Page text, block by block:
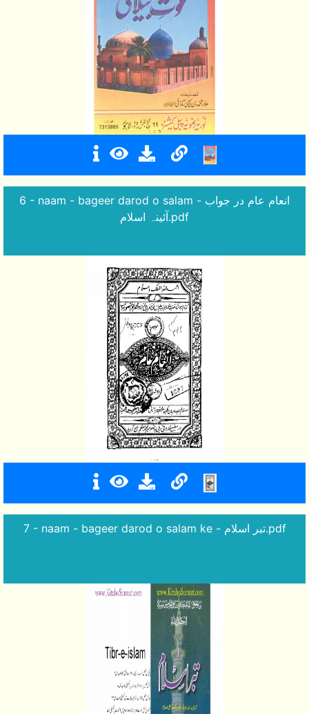
6 - naam - bageer darod o salam - انعام عام در جواب
آئینہ اسلام.pdf
7 - naam - bageer darod o salam ke - تبر اسلام.pdf